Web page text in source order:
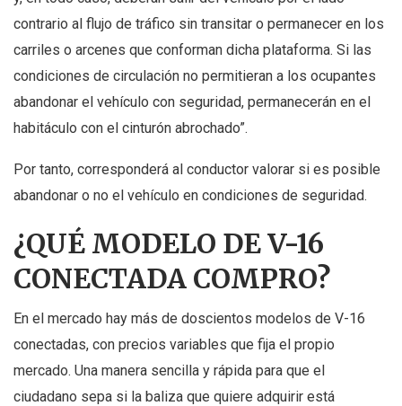
contrario al flujo de tráfico sin transitar o permanecer en los
carriles o arcenes que conforman dicha plataforma. Si las
condiciones de circulación no permitieran a los ocupantes
abandonar el vehículo con seguridad, permanecerán en el
habitáculo con el cinturón abrochado”.
Por tanto, corresponderá al conductor valorar si es posible
abandonar o no el vehículo en condiciones de seguridad.
¿QUÉ MODELO DE V-16
CONECTADA COMPRO?
En el mercado hay más de doscientos modelos de V-16
conectadas, con precios variables que fija el propio
mercado. Una manera sencilla y rápida para que el
ciudadano sepa si la baliza que quiere adquirir está